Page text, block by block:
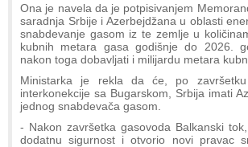
Ona je navela da je potpisivanjem
saradnja Srbije i Azerbejdžana u oblasti
snabdevanje gasom iz te zemlje u
kubnih metara gasa godišnje do 2026.
nakon toga dobavljati i milijardu metara
Ministarka je rekla da će, po završetku
interkonekcije sa Bugarskom, Srbija imati
jednog snabdevača gasom.
- Nakon završetka gasovoda Balkanski
dodatnu sigurnost i otvorio novi pravac